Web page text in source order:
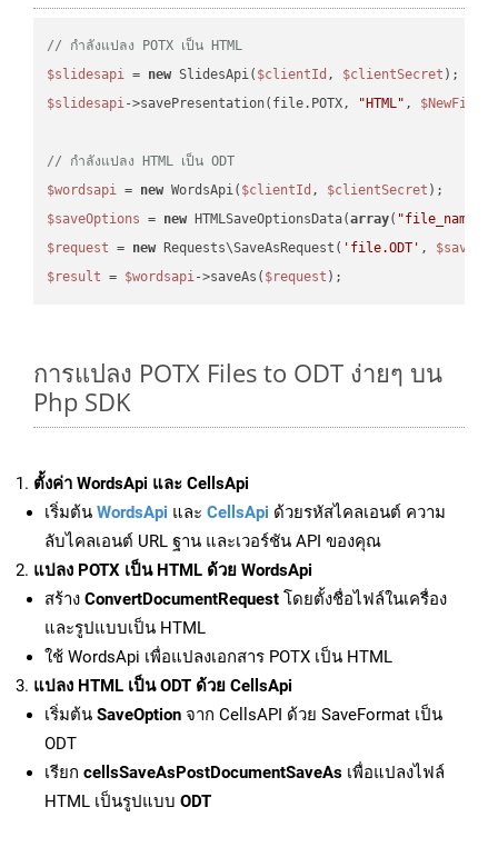
// กำลังแปลง POTX เป็น HTML
$slidesapi = new SlidesApi( $clientId , $clientSecret
$slidesapi->savePresentation(file.POTX, "HTML" , $NewFile
// กำลังแปลง HTML เป็น ODT
$wordsapi = new WordsApi( $clientId , $clientSecret
$saveOptions = new HTMLSaveOptionsData(array( "file_name"
$request = new Requests\SaveAsRequest( 'file.ODT' ,
$result = $wordsapi->saveAs( $request
การแปลง POTX Files to ODT ง่ายๆ บน
Php SDK
ตั้งค่า WordsApi และ CellsApi
เริ่มต้น WordsApi และ CellsApi ด้วยรหัสไคลเอนต์ ความ
ลับไคลเอนต์ URL ฐาน และเวอร์ชัน API ของคุณ
แปลง POTX เป็น HTML ด้วย WordsApi
สร้าง ConvertDocumentRequest โดยตั้งชื่อไฟล์ในเครื่อง
และรูปแบบเป็น HTML
ใช้ WordsApi เพื่อแปลงเอกสาร POTX เป็น HTML
แปลง HTML เป็น ODT ด้วย CellsApi
เริ่มต้น SaveOption จาก CellsAPI ด้วย SaveFormat เป็น
ODT
เรียก cellsSaveAsPostDocumentSaveAs เพื่อแปลงไฟล์
HTML เป็นรูปแบบ ODT